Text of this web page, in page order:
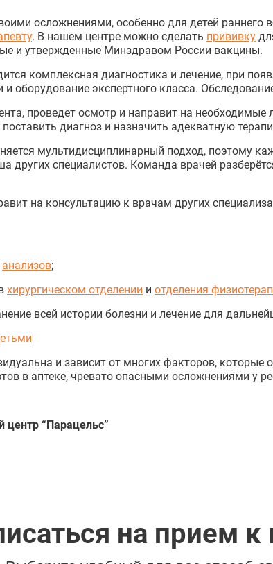
осложнениями, особенно для детей раннего
. В нашем центре можно сделать прививку
и утвержденные Минздравом России вакцины.
комплексная диагностика и лечение, при
оборудование экспертного класса.
проведет осмотр и направит на необходимые
диагноз и назначить адекватную
мультидисциплинарный подход, поэтому
других специалистов. Команда врачей
на консультацию к врачам других
анализов;
хирургическом отделении и отделения
всей истории болезни и лечение для
и зависит от многих факторов,
в аптеке, чревато опасными осложнениями у
“Парацельс”
на прием к